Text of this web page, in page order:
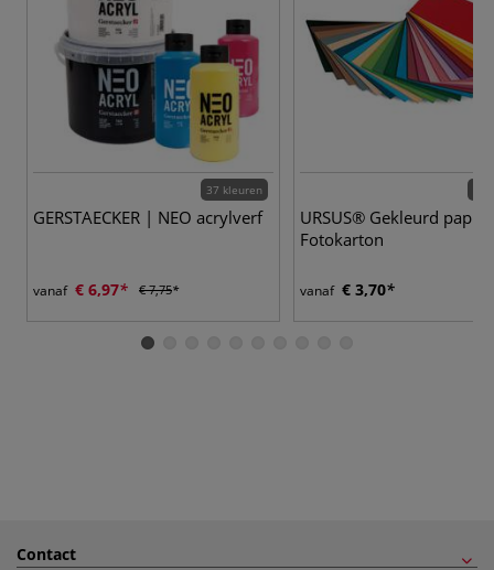
37 kleuren
GERSTAECKER | NEO acrylverf
vanaf € 6,97 € 7,75
URSUS® Gekleurd
Fotokarton
vanaf € 3,70
Contact